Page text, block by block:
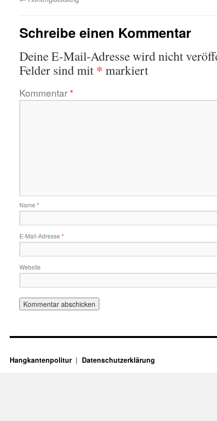
Schreibe einen Kommentar
Deine E-Mail-Adresse wird nicht
Felder sind mit * markiert
Kommentar*
Name *
E-Mail-Adresse *
Website
Hangkantenpolitur Datenschutzerklärung